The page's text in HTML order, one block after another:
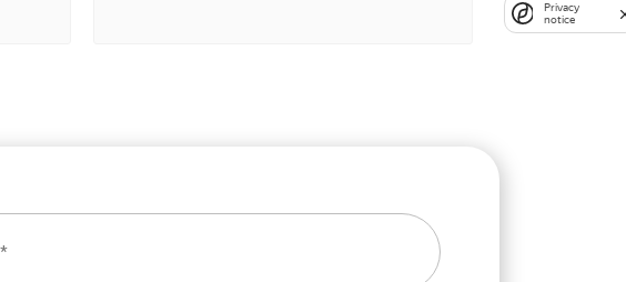
Privacy
notice